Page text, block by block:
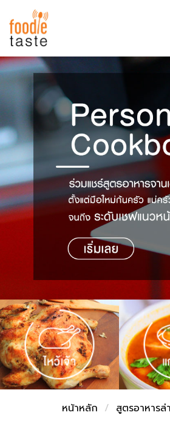
สูตรอาหาร
สูตรอาหารล่าสุด
Top Foodie
พาไปชิม
สารพันก้นครัว
เคล็ดลับน่ารู้
เปรียบเทียบหน่วยการตวง
เปรียบเทียบอุณหภูมิ
เปรียบเทียบน้ำหนักวัตถุดิบ
ชั่งตวงเนย
FoodPedia
สร้าง Cookbook
หน้าหลัก สูตรอาหารล่